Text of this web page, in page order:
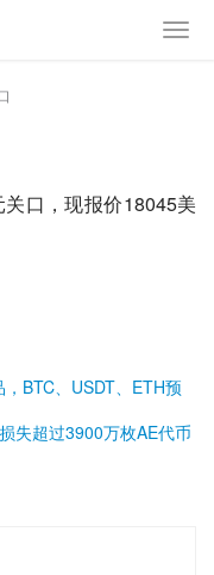
口，现报价18045美
BTC、USDT、ETH预
失超过3900万枚AE代币